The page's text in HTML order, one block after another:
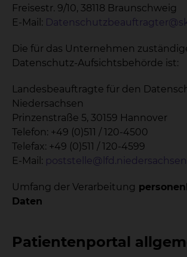
Freisestr. 9/10, 38118 Braunschweig
E-Mail:
Die für das Unternehmen
Datenschutz-Aufsichtsbehörde ist:
Landesbeauftragte für den
Niedersachsen
Prinzenstraße 5, 30159 Hannover
Telefon: +49 (0)511 / 120-4500
Telefax: +49 (0)511 / 120-4599
E-Mail:
Umfang der Verarbeitung
Daten
Patientenportal